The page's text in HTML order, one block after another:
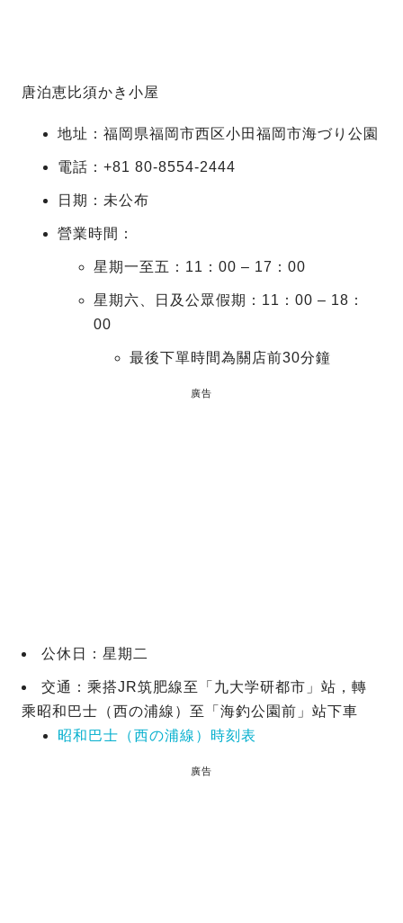
唐泊恵比須かき小屋
地址：福岡県福岡市西区小田福岡市海づり公園
電話：+81 80-8554-2444
日期：未公布
營業時間：
星期一至五：11：00 – 17：00
星期六、日及公眾假期：11：00 – 18：
00
最後下單時間為關店前30分鐘
廣告
公休日：星期二
交通：乘搭JR筑肥線至「九大学研都市」站，轉
乘昭和巴士（西の浦線）至「海釣公園前」站下車
昭和巴士（西の浦線）時刻表
廣告